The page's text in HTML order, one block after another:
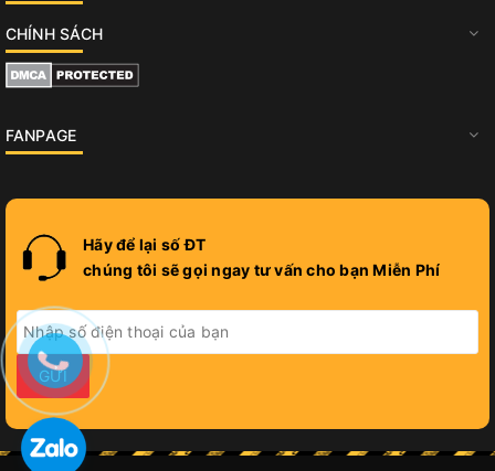
CHÍNH SÁCH
FANPAGE
Hãy để lại số ĐT
chúng tôi sẽ gọi ngay tư vấn cho bạn Miễn Phí
GỬI